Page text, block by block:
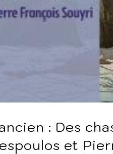
: Des
et